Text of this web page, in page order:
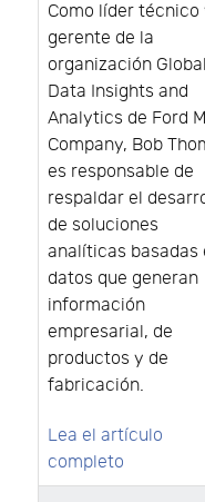
Como líder técnico
gerente de la
organización Global
Data Insights and
Analytics de Ford
Company, Bob
es responsable de
respaldar el
de soluciones
analíticas basadas
datos que generan
información
empresarial, de
productos y de
fabricación.
Lea el artículo
completo